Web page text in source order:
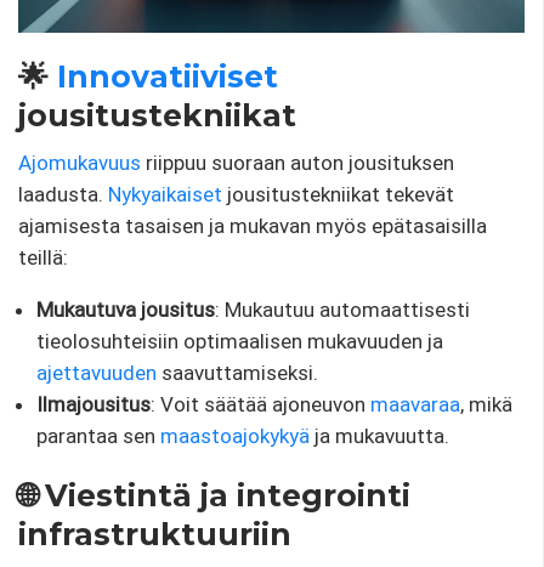
🌟 Innovatiiviset
jousitustekniikat
Ajomukavuus riippuu suoraan auton jousituksen
laadusta. Nykyaikaiset jousitustekniikat tekevät
ajamisesta tasaisen ja mukavan myös epätasaisilla
teillä:
Mukautuva jousitus: Mukautuu automaattisesti
tieolosuhteisiin optimaalisen mukavuuden ja
ajettavuuden saavuttamiseksi.
Ilmajousitus: Voit säätää ajoneuvon maavaraa, mikä
parantaa sen maastoajokykyä ja mukavuutta.
🌐 Viestintä ja integrointi
infrastruktuuriin